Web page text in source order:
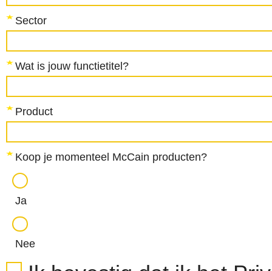
Sector
Wat is jouw functietitel?
Product
Koop je momenteel McCain producten?
Ja
Nee